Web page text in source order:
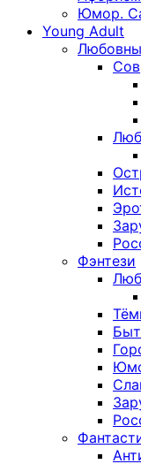
Юмор.
Young Adult
Фэнтези